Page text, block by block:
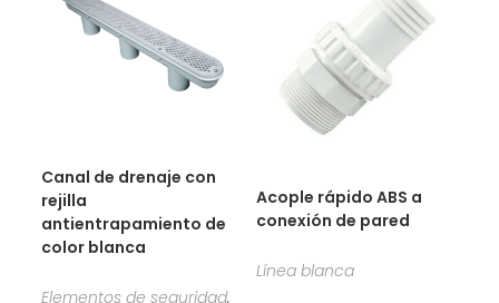
Canal de drenaje con
rejilla
antientrapamiento de
color blanca
Elementos de seguridad,
Acople rápido ABS a
conexión de pared
Línea blanca